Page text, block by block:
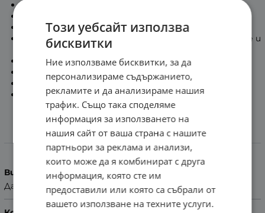
Минерално стъкло
Водоустойчивост 50м / 5 бара
: Позволява мокрене и
къпане
Размери: 34.5мм x 30.2мм x 8.7мм (В x Ш x Д)
Гаранция:
2 Години
БЕЗПЛАТНА ДОСТАВКА
Характеристики
Вид на часовника
Дамски
Този уебсайт използва
бисквитки
Ние използваме бисквитки, за да
персонализираме съдържанието,
рекламите и да анализираме нашия
трафик. Също така споделяме
информация за използването на
нашия сайт от ваша страна с нашите
партньори за реклама и анализи,
които може да я комбинират с друга
информация, която сте им
предоставили или която са събрали от
вашето използване на техните услуги.